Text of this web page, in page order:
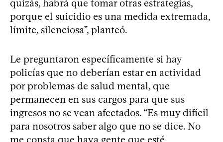
quizás, habrá que tomar otras estrategias,
porque el suicidio es una medida extremada,
límite, silenciosa”, planteó.
Le preguntaron específicamente si hay
policías que no deberían estar en actividad
por problemas de salud mental, que
permanecen en sus cargos para que sus
ingresos no se vean afectados. “Es muy difícil
para nosotros saber algo que no se dice. No
me consta que haya gente que esté